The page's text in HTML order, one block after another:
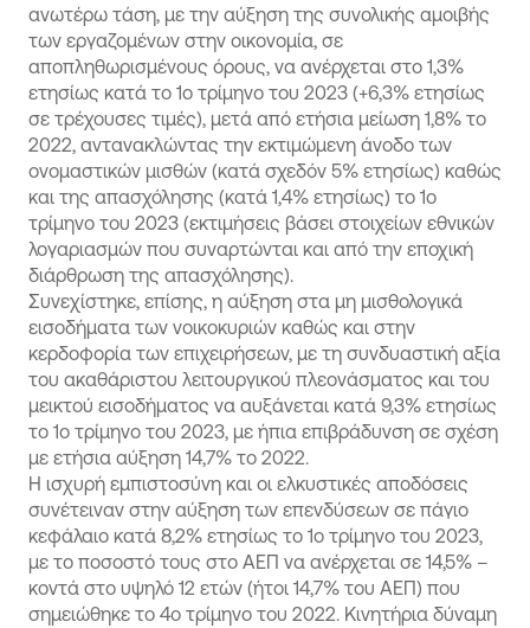
ανωτέρω τάση, με την αύξηση της συνολικής αμοιβής
των εργαζομένων στην οικονομία, σε
αποπληθωρισμένους όρους, να ανέρχεται στο 1,3%
ετησίως κατά το 1ο τρίμηνο του 2023 (+6,3% ετησίως
σε τρέχουσες τιμές), μετά από ετήσια μείωση 1,8% το
2022, αντανακλώντας την εκτιμώμενη άνοδο των
ονομαστικών μισθών (κατά σχεδόν 5% ετησίως) καθώς
και της απασχόλησης (κατά 1,4% ετησίως) το 1ο
τρίμηνο του 2023 (εκτιμήσεις βάσει στοιχείων εθνικών
λογαριασμών που συναρτώνται και από την εποχική
διάρθρωση της απασχόλησης).
Συνεχίστηκε, επίσης, η αύξηση στα μη μισθολογικά
εισοδήματα των νοικοκυριών καθώς και στην
κερδοφορία των επιχειρήσεων, με τη συνδυαστική αξία
του ακαθάριστου λειτουργικού πλεονάσματος και του
μεικτού εισοδήματος να αυξάνεται κατά 9,3% ετησίως
το 1ο τρίμηνο του 2023, με ήπια επιβράδυνση σε σχέση
με ετήσια αύξηση 14,7% το 2022.
Η ισχυρή εμπιστοσύνη και οι ελκυστικές αποδόσεις
συνέτειναν στην αύξηση των επενδύσεων σε πάγιο
κεφάλαιο κατά 8,2% ετησίως το 1ο τρίμηνο του 2023,
με το ποσοστό τους στο ΑΕΠ να ανέρχεται σε 14,5% –
κοντά στο υψηλό 12 ετών (ήτοι 14,7% του ΑΕΠ) που
σημειώθηκε το 4ο τρίμηνο του 2022. Κινητήρια δύναμη